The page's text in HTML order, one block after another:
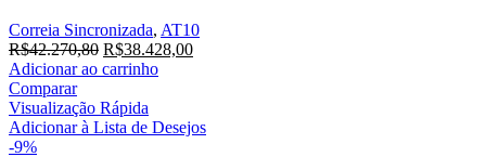
Correia Sincronizada, AT10
R$42.270,80 O
preço
era:
R$42.270,80.
R$38.428,00O
R$38.428,00.
Adicionar ao carrinho
Comparar
Visualização Rápida
Adicionar à Lista de Desejos
-9%